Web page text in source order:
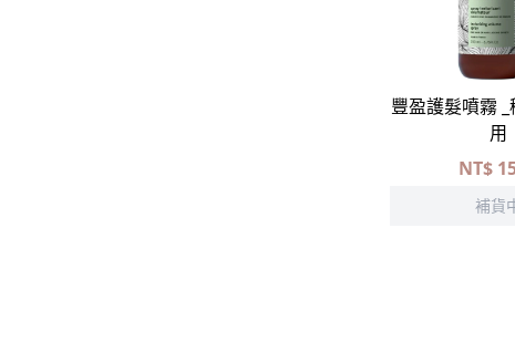
豐盈護髮噴霧
用
NT$
補貨